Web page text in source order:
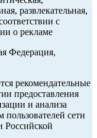
развлекательная,
с
о рекламе
Федерация,
рекомендательные
предоставления
и анализа
сети
Российской